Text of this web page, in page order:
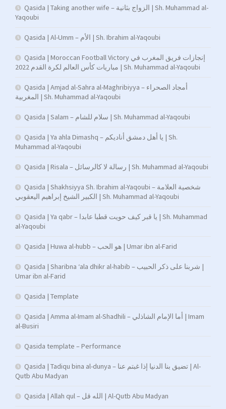
Qasida | Taking another wife – الزواج بثانية | Sh. Muhammad al-
Yaqoubi
Qasida | Al-Umm – الأم | Sh. Ibrahim al-Yaqoubi
Qasida | Moroccan Football Victory إنجازات فريق المغرب في
مباريات كأس العالم لكرة القدم 2022 | Sh. Muhammad al-Yaqoubi
Qasida | Amjad al-Sahra al-Maghribiyya – أمجاد الصحراء
المغربية | Sh. Muhammad al-Yaqoubi
Qasida | Salam – سلام للشام | Sh. Muhammad al-Yaqoubi
Qasida | Ya ahla Dimashq – يا أهل دمشق أناديكم | Sh.
Muhammad al-Yaqoubi
Qasida | Risala – رسالة لا كالرسائل | Sh. Muhammad al-Yaqoubi
Qasida | Shakhsiyya Sh. Ibrahim al-Yaqoubi – شخصية العلامة
الكبير الشيخ إبراهيم اليعقوبي | Sh. Muhammad al-Yaqoubi
Qasida | Ya qabr – يا قبر كيف حويت قطبا عابدا | Sh. Muhammad
al-Yaqoubi
Qasida | Huwa al-hubb – هو الحب | Umar ibn al-Farid
Qasida | Sharibna ‘ala dhikr al-habib – شربنا على ذكر الحبيب |
Umar ibn al-Farid
Qasida | Template
Qasida | Amma al-Imam al-Shadhili – أما الإمام الشاذلي | Imam
al-Busiri
Qasida template – Performance
Qasida | Tadiqu bina al-dunya – تضيق بنا الدنيا إذا غبتم عنا | Al-
Qutb Abu Madyan
Qasida | Allah qul – الله قل | Al-Qutb Abu Madyan